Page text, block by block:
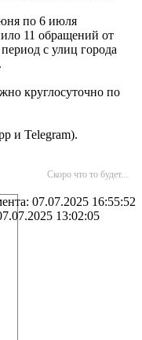
по 6 июля
11 обращений от
с улиц города
круглосуточно по
и Telegram).
Скоро что то будет...
07.07.2025 16:55:52
13:02:05